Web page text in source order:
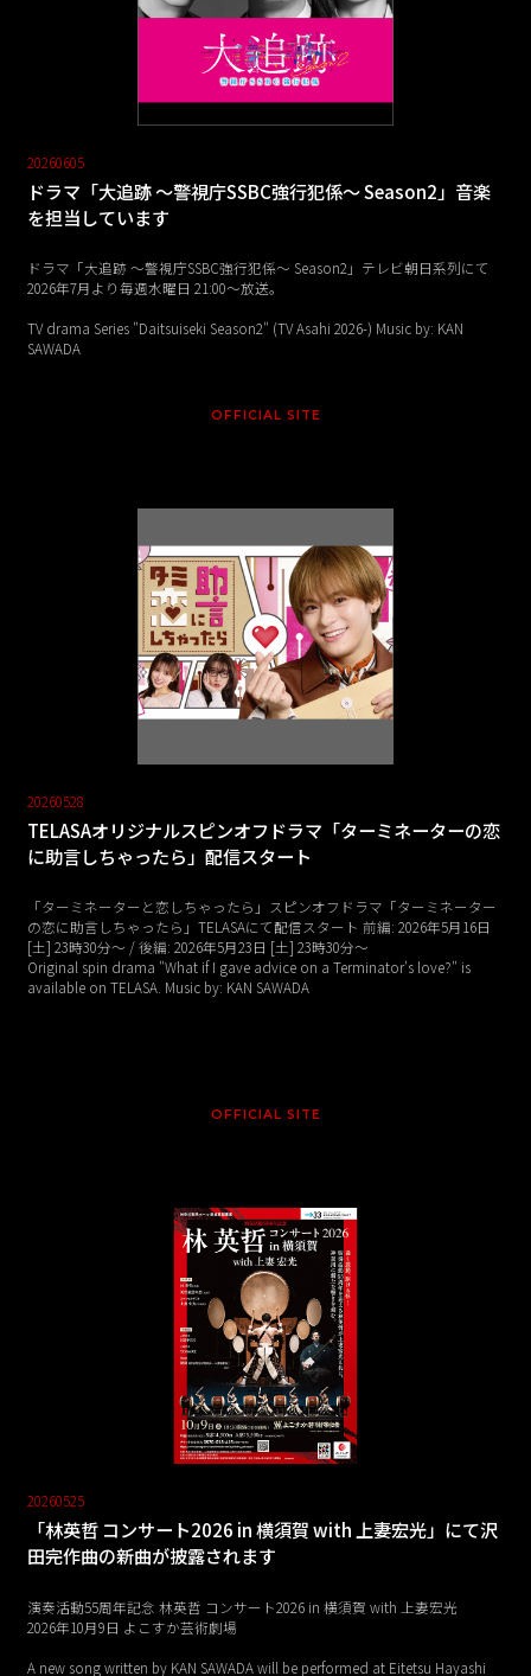
20260605
ドラマ「大追跡 ～警視庁SSBC強行犯係～ Season2」音楽
を担当しています
ドラマ「大追跡 ～警視庁SSBC強行犯係～ Season2」テレビ朝日系列にて
2026年7月より毎週水曜日 21:00〜放送。
TV drama Series "Daitsuiseki Season2" (TV Asahi 2026-) Music by: KAN
SAWADA
OFFICIAL SITE
20260528
TELASAオリジナルスピンオフドラマ「ターミネーターの恋
に助言しちゃったら」配信スタート
「ターミネーターと恋しちゃったら」スピンオフドラマ「ターミネーター
の恋に助言しちゃったら」TELASAにて配信スタート 前編: 2026年5月16日
[土] 23時30分〜 / 後編: 2026年5月23日 [土] 23時30分～
Original spin drama "What if I gave advice on a Terminator's love?" is
available on TELASA. Music by: KAN SAWADA
OFFICIAL SITE
20260525
「林英哲 コンサート2026 in 横須賀 with 上妻宏光」にて沢
田完作曲の新曲が披露されます
演奏活動55周年記念 林英哲 コンサート2026 in 横須賀 with 上妻宏光
2026年10月9日 よこすか芸術劇場
A new song written by KAN SAWADA will be performed at Eitetsu Hayashi